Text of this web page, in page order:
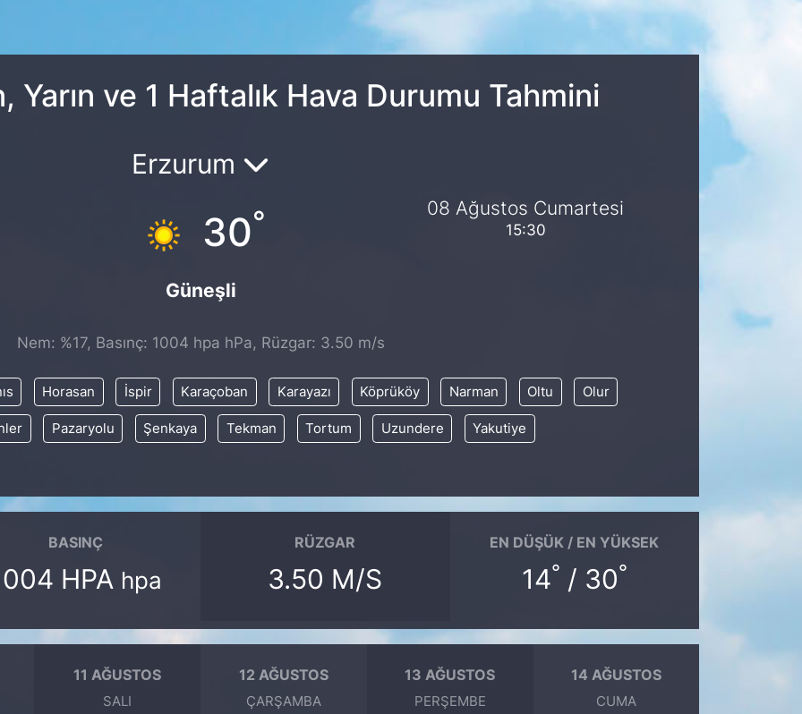
Yarın ve 1 Haftalık Hava Durumu Tahmini
Erzurum
30°
Güneşli
08 Ağustos Cumartesi
15:30
Nem: %17, Basınç: 1004 hpa hPa, Rüzgar: 3.50 m/s
Horasan İspir Karaçoban Karayazı Köprüköy Narman Oltu Olur
Pazaryolu Şenkaya Tekman Tortum Uzundere Yakutiye
BASINÇ
HPA hpa
RÜZGAR
3.50 M/S
EN DÜŞÜK / EN YÜKSEK
14° / 30°
11 AĞUSTOS
SALI
12 AĞUSTOS
ÇARŞAMBA
13 AĞUSTOS
PERŞEMBE
14 AĞUSTOS
CUMA